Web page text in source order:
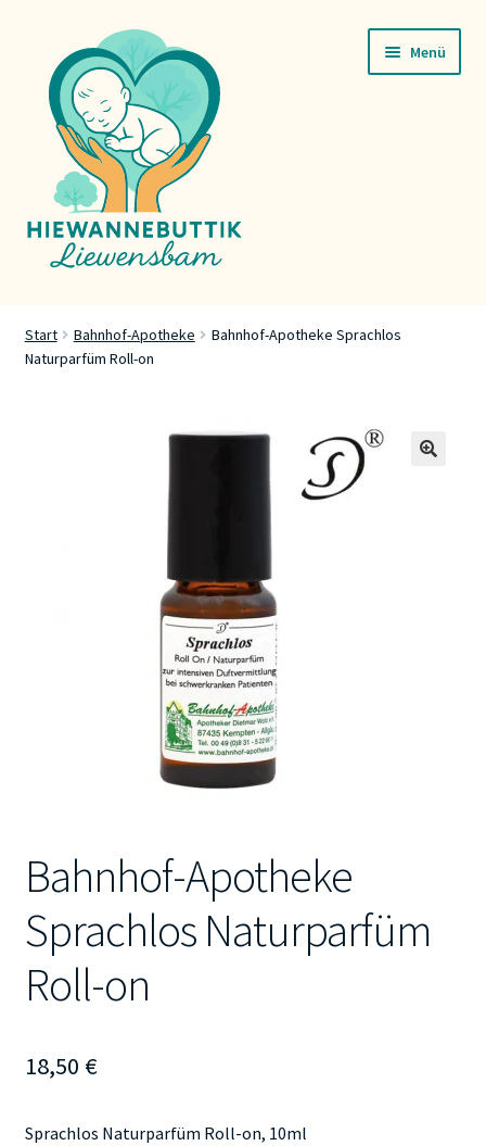
Navigation
springen
Inhalt
springen
Menü
Servicer
Start Bahnhof-Apotheke
Bahnhof-Apotheke Sprachlos
Naturparfüm Roll-on
Bahnhof-Apotheke
Sprachlos Naturparfüm
Roll-on
18,50 €
Sprachlos Naturparfüm Roll-on, 10ml